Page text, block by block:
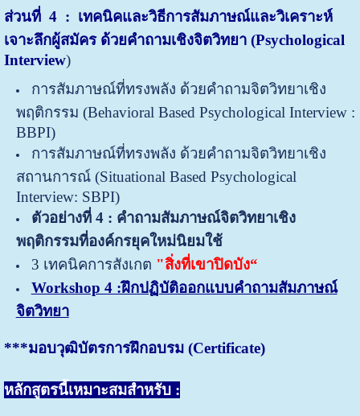
ส่วนที่ 4 : เทคนิคและวิธีการสัมภาษณ์และวิเคราะห์
เจาะลึกผู้สมัคร ด้วยคำถามเชิงจิตวิทยา (Psychological
Interview)
การสัมภาษณ์ที่ทรงพลัง ด้วยคำถามจิตวิทยาเชิง
พฤติกรรม (Behavioral Based Psychological Interview :
BBPI)
การสัมภาษณ์ที่ทรงพลัง ด้วยคำถามจิตวิทยาเชิง
สถานการณ์ (Situational Based Psychological
Interview: SBPI)
ตัวอย่างที่ 4 : คำถามสัมภาษณ์จิตวิทยาเชิง
พฤติกรรมที่องค์กรยุคใหม่นิยมใช้
3 เทคนิคการสังเกต "สิ่งที่เขาปิดบัง“
Workshop 4 :ฝึกปฏิบัติออกแบบคำถามสัมภาษณ์
จิตวิทยา
***มอบวุฒิบัตรการฝึกอบรม (Certificate)
หลักสูตรนี้เหมาะสมสำหรับ :